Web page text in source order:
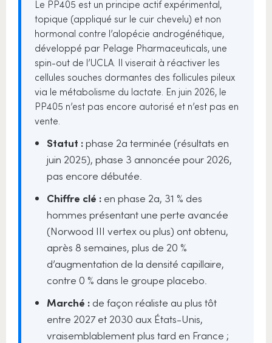
Le PP405 est un principe actif expérimental,
topique (appliqué sur le cuir chevelu) et non
hormonal contre l’alopécie androgénétique,
développé par Pelage Pharmaceuticals, une
spin-out de l’UCLA. Il viserait à réactiver les
cellules souches dormantes des follicules pileux
via le métabolisme du lactate. En juin 2026, le
PP405 n’est pas encore autorisé et n’est pas en
vente.
Statut :phase 2a terminée (résultats en
juin 2025), phase 3 annoncée pour 2026,
pas encore débutée.
Chiffre clé : en phase 2a, 31 % des
hommes présentant une perte avancée
(Norwood III vertex ou plus) ont obtenu,
après 8 semaines, plus de 20 %
d’augmentation de la densité capillaire,
contre 0 % dans le groupe placebo.
Marché : de façon réaliste au plus tôt
entre 2027 et 2030 aux États-Unis,
vraisemblablement plus tard en France ;